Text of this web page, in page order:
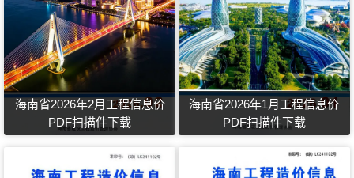
海南省2026年2月工程信息价
PDF扫描件下载
海南省2026年1月工程信息价
PDF扫描件下载